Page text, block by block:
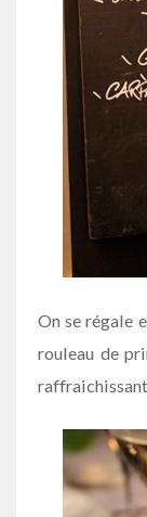
On se régale
rouleau de